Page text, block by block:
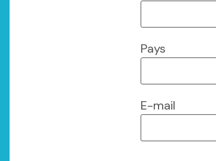
Pays
E-mail